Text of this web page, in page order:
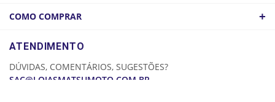
COMO CHEGAR
COMO COMPRAR +
CADASTRE-SE
MINHA CONTA
ATENDIMENTO
DÚVIDAS, COMENTÁRIOS, SUGESTÕES?
SAC@LOJASMATSUMOTO.COM.BR